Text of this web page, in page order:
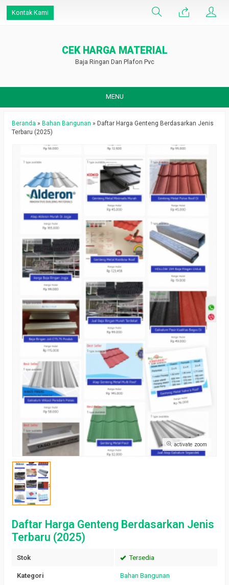
Kontak Kami
CEK HARGA MATERIAL
Baja Ringan Dan Plafon Pvc
MENU
Beranda » Bahan Bangunan » Daftar Harga Genteng Berdasarkan Jenis
Terbaru (2025)
activate zoom
Daftar Harga Genteng Berdasarkan Jenis
Terbaru (2025)
Stok Tersedia
Kategori Bahan Bangunan